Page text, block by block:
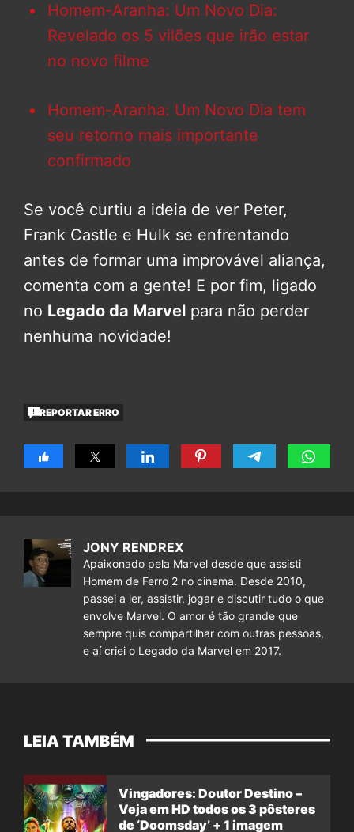
Homem-Aranha: Um Novo Dia:
Revelado os 5 vilões que irão estar
no novo filme
Homem-Aranha: Um Novo Dia tem
seu retorno mais importante
confirmado
Se você curtiu a ideia de ver Peter,
Frank Castle e Hulk se enfrentando
antes de formar uma improvável aliança,
comenta com a gente! E por fim, ligado
no Legado da Marvel para não perder
nenhuma novidade!
REPORTAR ERRO
JONY RENDREX
Apaixonado pela Marvel desde que assisti
Homem de Ferro 2 no cinema. Desde 2010,
passei a ler, assistir, jogar e discutir tudo o que
envolve Marvel. O amor é tão grande que
sempre quis compartilhar com outras pessoas,
e aí criei o Legado da Marvel em 2017.
LEIA TAMBÉM
Vingadores: Doutor Destino –
Veja em HD todos os 3 pôsteres
de ‘Doomsday’ + 1 imagem